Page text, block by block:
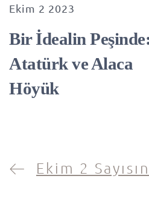
Ekim 2 2023
Bir İdealin Peşinde:
Atatürk ve Alaca
Höyük
Ekim 2